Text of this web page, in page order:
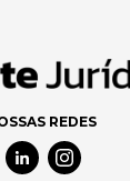
REDES
Social
Linkedin